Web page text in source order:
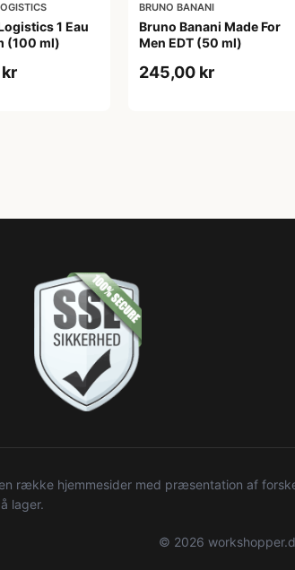
1 Eau
(100 ml)
BRUNO BANANI
Bruno Banani Made For
Men EDT (50 ml)
245,00 kr
række hjemmesider med præsentation af
lager.
© 2026